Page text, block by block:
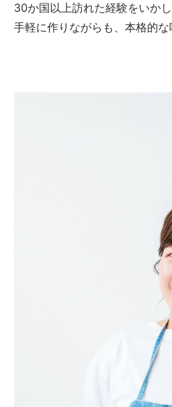
30か国以上訪れた経験をいか
手軽に作りながらも、本格的な